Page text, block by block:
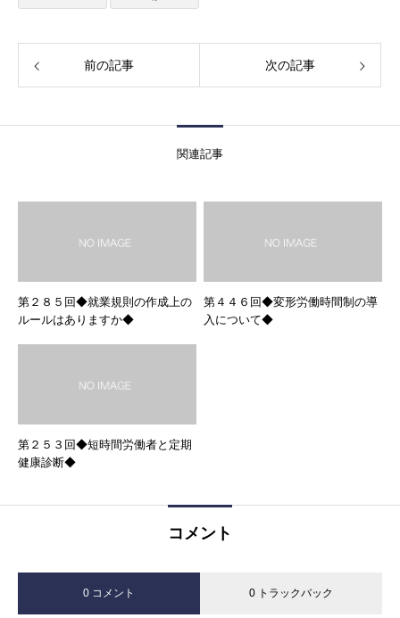
前の記事 次の記事
関連記事
第２８５回◆就業規則の作成上の
ルールはありますか◆
第４４６回◆変形労働時間制の導
入について◆
第２５３回◆短時間労働者と定期
健康診断◆
コメント
0 コメント 0 トラックバック